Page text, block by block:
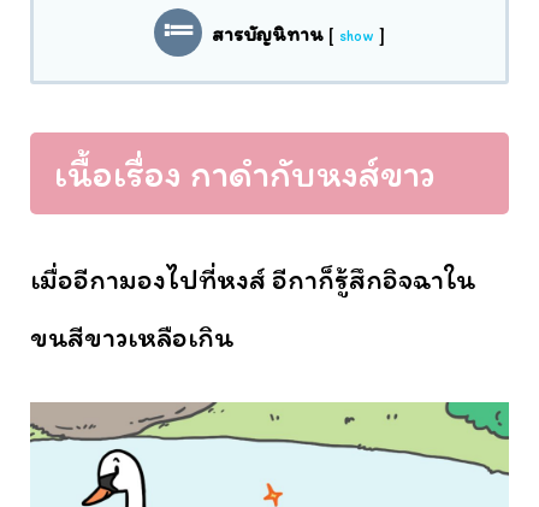
สารบัญนิทาน [ show ]
เนื้อเรื่อง กาดำกับหงส์ขาว
เมื่ออีกามองไปที่หงส์ อีกาก็รู้สึกอิจฉาใน
ขนสีขาวเหลือเกิน